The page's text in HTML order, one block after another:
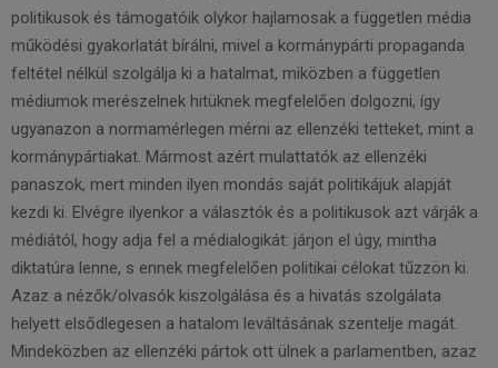
politikusok és támogatóik olykor hajlamosak a független média
működési gyakorlatát bírálni, mivel a kormánypárti propaganda
feltétel nélkül szolgálja ki a hatalmat, miközben a független
médiumok merészelnek hitüknek megfelelően dolgozni, így
ugyanazon a normamérlegen mérni az ellenzéki tetteket, mint a
kormánypártiakat. Mármost azért mulattatók az ellenzéki
panaszok, mert minden ilyen mondás saját politikájuk alapját
kezdi ki. Elvégre ilyenkor a választók és a politikusok azt várják a
médiától, hogy adja fel a médialogikát: járjon el úgy, mintha
diktatúra lenne, s ennek megfelelően politikai célokat tűzzön ki.
Azaz a nézők/olvasók kiszolgálása és a hivatás szolgálata
helyett elsődlegesen a hatalom leváltásának szentelje magát.
Mindeközben az ellenzéki pártok ott ülnek a parlamentben, azaz